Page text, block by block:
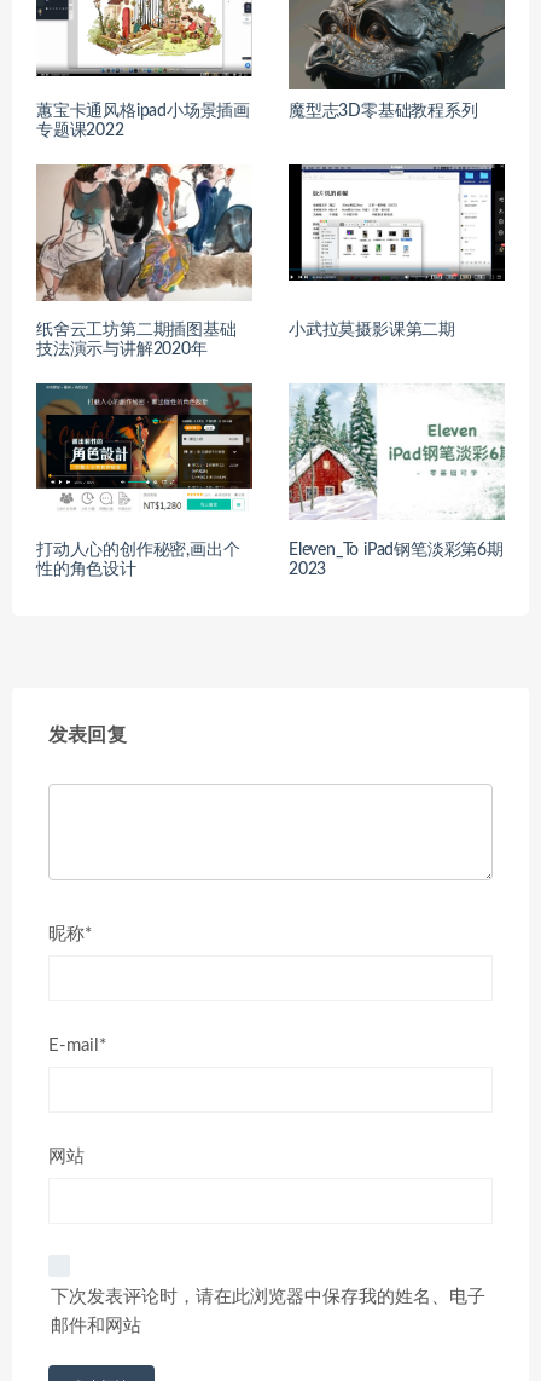
蕙宝卡通风格ipad小场景插画
专题课2022
魔型志3D零基础教程系列
纸舍云工坊第二期插图基础
技法演示与讲解2020年
小武拉莫摄影课第二期
打动人心的创作秘密,画出个
性的角色设计
Eleven_To iPad钢笔淡彩第6期
2023
发表回复
昵称*
E-mail*
网站
下次发表评论时，请在此浏览器中保存我的姓名、电子
邮件和网站